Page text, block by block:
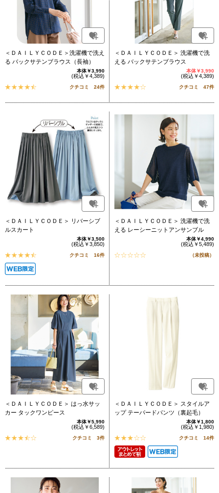
＜ＤＡＩＬＹＣＯＤＥ＞洗濯機で洗え
る バックサテンブラウス（長袖）
本体￥3,990
(税込￥4,389)
クチコミ 24件
＜ＤＡＩＬＹＣＯＤＥ＞ 洗濯機で洗
える バックサテンブラウス
本体￥3,990
(税込￥4,389)
クチコミ 47件
＜ＤＡＩＬＹＣＯＤＥ＞ リバーシブ
ルスカート
本体￥3,500
(税込￥3,850)
クチコミ 16件
＜ＤＡＩＬＹＣＯＤＥ＞ 洗濯機で洗
える レーシーニットアンサンブル
本体￥4,990
(税込￥5,489)
（未投稿）
＜ＤＡＩＬＹＣＯＤＥ＞ はっ水サッ
カー タックワンピース
本体￥5,990
(税込￥6,589)
クチコミ 3件
＜ＤＡＩＬＹＣＯＤＥ＞ スタイルア
ップ テーパードパンツ（裏起毛）
本体￥1,800
(税込￥1,980)
クチコミ 14件